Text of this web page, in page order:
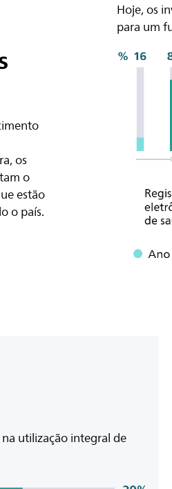
os
o
estão
o país.
Hoje, os
para um
utilização integral de